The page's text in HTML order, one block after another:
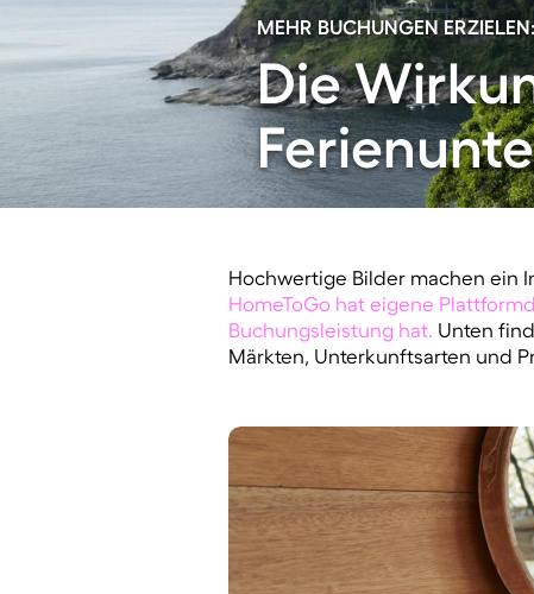
MEHR BUCHUNGEN
Die
Hochwertige Bilder machen ein
HomeToGo hat eigene
Buchungsleistung hat. Unten
Märkten, Unterkunftsarten und